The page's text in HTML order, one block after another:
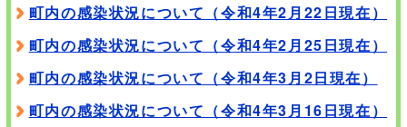
町内の感染状況について（令和4年2月22日現在）
町内の感染状況について（令和4年2月25日現在）
町内の感染状況について（令和4年3月2日現在）
町内の感染状況について（令和4年3月16日現在）